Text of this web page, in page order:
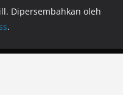
Dipersembahkan oleh
.